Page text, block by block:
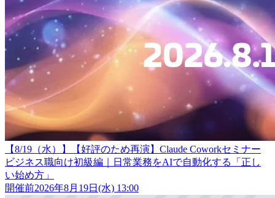
【8/19（水）】【好評のため再演】Claude Coworkセミナー
ビジネス職向け初級編｜日常業務をAIで自動化する「正し
い始め方」
開催前2026年8月19日(水) 13:00